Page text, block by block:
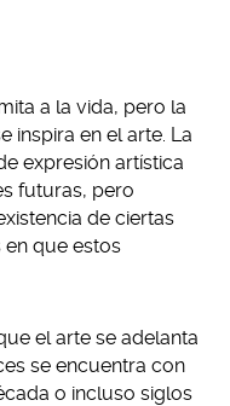
a la vida, pero la
inspira en el arte. La
expresión artística
futuras, pero
de ciertas
que estos
el arte se adelanta
se encuentra con
o incluso siglos